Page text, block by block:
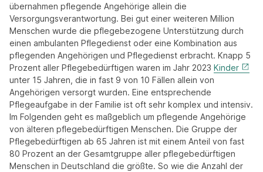
übernahmen pflegende Angehörige allein die
Versorgungsverantwortung. Bei gut einer weiteren Million
Menschen wurde die pflegebezogene Unterstützung durch
einen ambulanten Pflegedienst oder eine Kombination aus
pflegenden Angehörigen und Pflegedienst erbracht. Knapp 5
Prozent aller Pflegebedürftigen waren im Jahr 2023 Kinder
unter 15 Jahren, die in fast 9 von 10 Fällen allein von
Angehörigen versorgt wurden. Eine entsprechende
Pflegeaufgabe in der Familie ist oft sehr komplex und intensiv.
Im Folgenden geht es maßgeblich um pflegende Angehörige
von älteren pflegebedürftigen Menschen. Die Gruppe der
Pflegebedürftigen ab 65 Jahren ist mit einem Anteil von fast
80 Prozent an der Gesamtgruppe aller pflegebedürftigen
Menschen in Deutschland die größte. So wie die Anzahl der